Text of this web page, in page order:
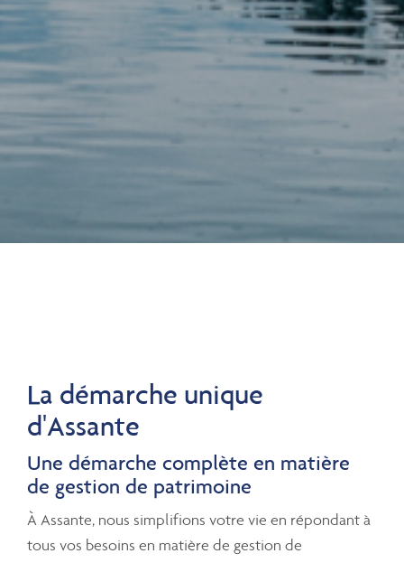
La démarche unique
d'Assante
Une démarche complète en matière
de gestion de patrimoine
À Assante, nous simplifions votre vie en répondant à
tous vos besoins en matière de gestion de